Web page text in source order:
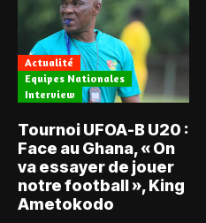
Actualité
Equipes Nationales
Interview
Tournoi UFOA-B U20 :
Face au Ghana, « On
va essayer de jouer
notre football », King
Ametokodo